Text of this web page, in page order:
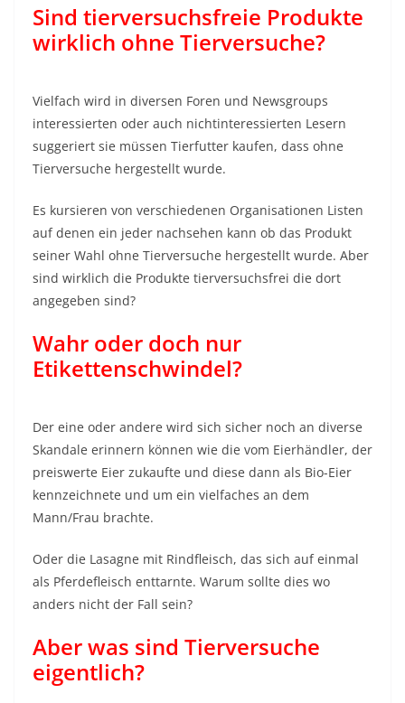
Sind tierversuchsfreie Produkte
wirklich ohne Tierversuche?
Vielfach wird in diversen Foren und Newsgroups
interessierten oder auch nichtinteressierten Lesern
suggeriert sie müssen Tierfutter kaufen, dass ohne
Tierversuche hergestellt wurde.
Es kursieren von verschiedenen Organisationen Listen
auf denen ein jeder nachsehen kann ob das Produkt
seiner Wahl ohne Tierversuche hergestellt wurde. Aber
sind wirklich die Produkte tierversuchsfrei die dort
angegeben sind?
Wahr oder doch nur
Etikettenschwindel?
Der eine oder andere wird sich sicher noch an diverse
Skandale erinnern können wie die vom Eierhändler, der
preiswerte Eier zukaufte und diese dann als Bio-Eier
kennzeichnete und um ein vielfaches an dem
Mann/Frau brachte.
Oder die Lasagne mit Rindfleisch, das sich auf einmal
als Pferdefleisch enttarnte. Warum sollte dies wo
anders nicht der Fall sein?
Aber was sind Tierversuche
eigentlich?